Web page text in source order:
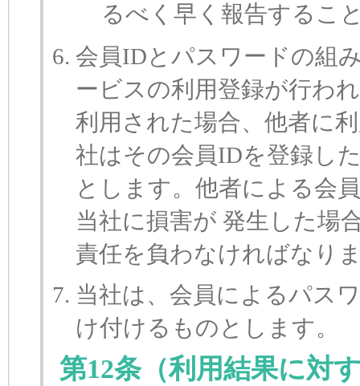
るべく早く報告するこ
会員IDとパスワードの組
ービスの利用登録が行わ
利用された場合、他者に
社はその会員IDを登録し
とします。他者による会
当社に損害が 発生した場
責任を負わなければなり
当社は、会員によるパス
け付けるものとします。
第12条（利用結果に対